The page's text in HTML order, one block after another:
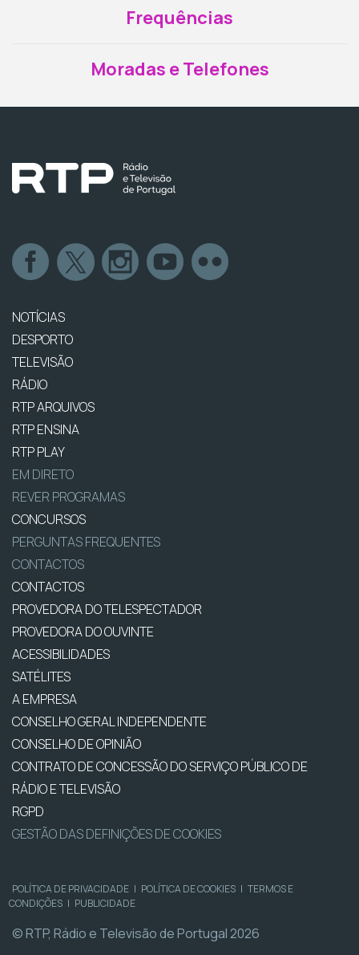
Frequências
Moradas e Telefones
NOTÍCIAS
DESPORTO
TELEVISÃO
RÁDIO
RTP ARQUIVOS
RTP ENSINA
RTP PLAY
EM DIRETO
REVER PROGRAMAS
CONCURSOS
PERGUNTAS FREQUENTES
CONTACTOS
CONTACTOS
PROVEDORA DO TELESPECTADOR
PROVEDORA DO OUVINTE
ACESSIBILIDADES
SATÉLITES
A EMPRESA
CONSELHO GERAL INDEPENDENTE
CONSELHO DE OPINIÃO
CONTRATO DE CONCESSÃO DO SERVIÇO PÚBLICO DE
RÁDIO E TELEVISÃO
RGPD
GESTÃO DAS DEFINIÇÕES DE COOKIES
POLÍTICA DE PRIVACIDADE | POLÍTICA DE COOKIES | TERMOS E
CONDIÇÕES | PUBLICIDADE
© RTP, Rádio e Televisão de Portugal 2026